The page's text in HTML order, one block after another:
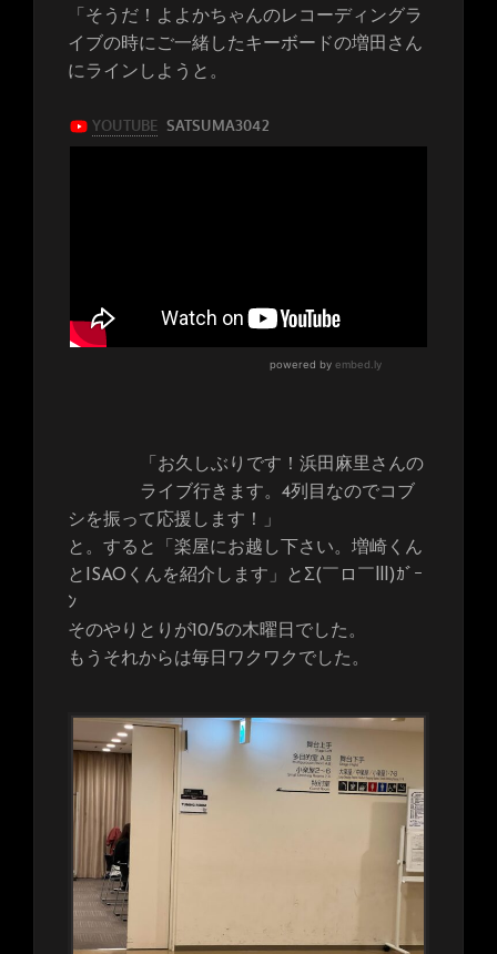
「そうだ！よよかちゃんのレコーディングラ
イブの時にご一緒したキーボードの増田さん
にラインしようと。
「お久しぶりです！浜田麻里さんの
ライブ行きます。4列目なのでコブ
シを振って応援します！」
と。すると「楽屋にお越し下さい。増崎くん
とISAOくんを紹介します」とΣ(￣ロ￣lll)ｶﾞｰ
ﾝ
そのやりとりが10/5の木曜日でした。
もうそれからは毎日ワクワクでした。